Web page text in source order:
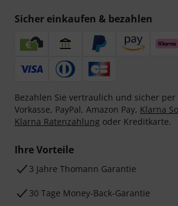
Sicher einkaufen & bezahlen
Bezahlen Sie vertraulich und sicher per
Vorkasse, PayPal, Amazon Pay, Klarna
Klarna Ratenzahlung oder Kreditkarte.
Ihre Vorteile
3 Jahre Thomann Garantie
30 Tage Money-Back-Garantie